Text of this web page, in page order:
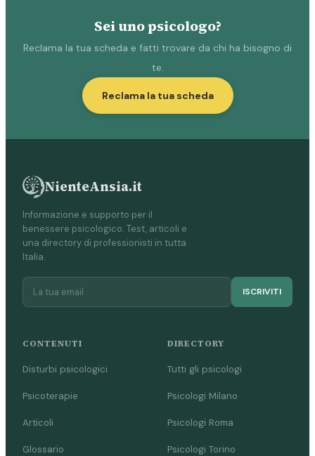
Sei uno psicologo?
Reclama la tua scheda e fatti trovare da chi ha bisogno di
te.
Reclama la tua scheda
NienteAnsia.it
Informazione e supporto per il
benessere psicologico. Test, articoli e
una directory di professionisti in tutta
Italia.
ISCRIVITI
CONTENUTI
Disturbi psicologici
Psicoterapie
Articoli
Glossario
DIRECTORY
Tutti gli psicologi
Psicologi Milano
Psicologi Roma
Psicologi Torino